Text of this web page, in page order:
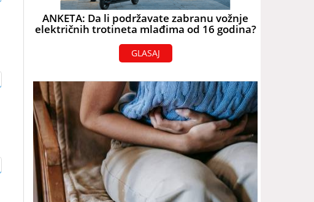
ANKETA: Da li podržavate zabranu vožnje
električnih trotineta mlađima od 16 godina?
GLASAJ